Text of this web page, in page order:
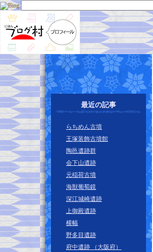
最近の記事
らちめん古墳
王塚装飾古墳館
陶邑遺跡群
会下山遺跡
元稲荷古墳
海獣葡萄鏡
深江城崎遺跡
上御殿遺跡
横幅
野多目遺跡
府中遺跡 （大阪府）